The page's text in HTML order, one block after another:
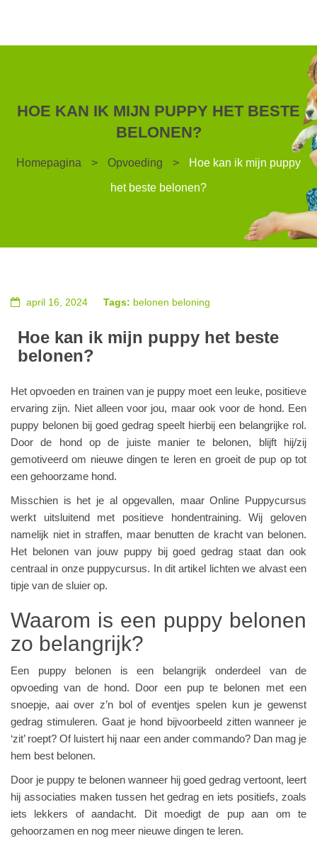
HOE KAN IK MIJN PUPPY HET BESTE
BELONEN?
Homepagina > Opvoeding > Hoe kan ik mijn puppy
het beste belonen?
april 16, 2024 Tags: belonen beloning
Hoe kan ik mijn puppy het beste
belonen?
Het opvoeden en trainen van je puppy moet een leuke, positieve
ervaring zijn. Niet alleen voor jou, maar ook voor de hond. Een
puppy belonen bij goed gedrag speelt hierbij een belangrijke rol.
Door de hond op de juiste manier te belonen, blijft hij/zij
gemotiveerd om nieuwe dingen te leren en groeit de pup op tot
een gehoorzame hond.
Misschien is het je al opgevallen, maar Online Puppycursus
werkt uitsluitend met positieve hondentraining. Wij geloven
namelijk niet in straffen, maar benutten de kracht van belonen.
Het belonen van jouw puppy bij goed gedrag staat dan ook
centraal in onze puppycursus. In dit artikel lichten we alvast een
tipje van de sluier op.
Waarom is een puppy belonen
zo belangrijk?
Een puppy belonen is een belangrijk onderdeel van de
opvoeding van de hond. Door een pup te belonen met een
snoepje, aai over z’n bol of eventjes spelen kun je gewenst
gedrag stimuleren. Gaat je hond bijvoorbeeld zitten wanneer je
‘zit’ roept? Of luistert hij naar een ander commando? Dan mag je
hem best belonen.
Door je puppy te belonen wanneer hij goed gedrag vertoont, leert
hij associaties maken tussen het gedrag en iets positiefs, zoals
iets lekkers of aandacht. Dit moedigt de pup aan om te
gehoorzamen en nog meer nieuwe dingen te leren.